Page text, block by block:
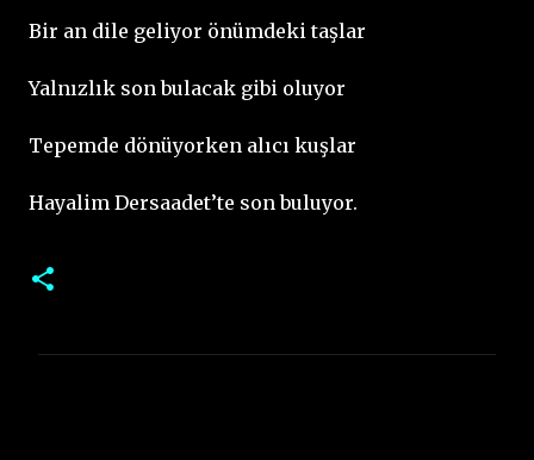
Bir an dile geliyor önümdeki taşlar
Yalnızlık son bulacak gibi oluyor
Tepemde dönüyorken alıcı kuşlar
Hayalim Dersaadet’te son buluyor.